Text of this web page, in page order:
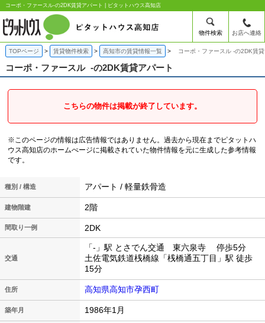
コーポ・ファースル-の2DK賃貸アパート | ピタットハウス高知店
物件検索 お店へ連絡
TOPページ 賃貸物件検索 高知市の賃貸情報一覧 コーポ・ファースル -の2DK賃
コーポ・ファースル -の2DK賃貸アパート
こちらの物件は掲載が終了しています。
※このページの情報は広告情報ではありません。過去から現在までピタットハ
ウス高知店のホームぺージに掲載されていた物件情報を元に生成した参考情報
です。
種別 / 構造 アパート / 軽量鉄骨造
建物階建 2階
間取り一例 2DK
交通
「-」駅 とさでん交通 東六泉寺 停歩5分
土佐電気鉄道桟橋線「桟橋通五丁目」駅 徒歩
15分
住所 高知県高知市孕西町
築年月 1986年1月